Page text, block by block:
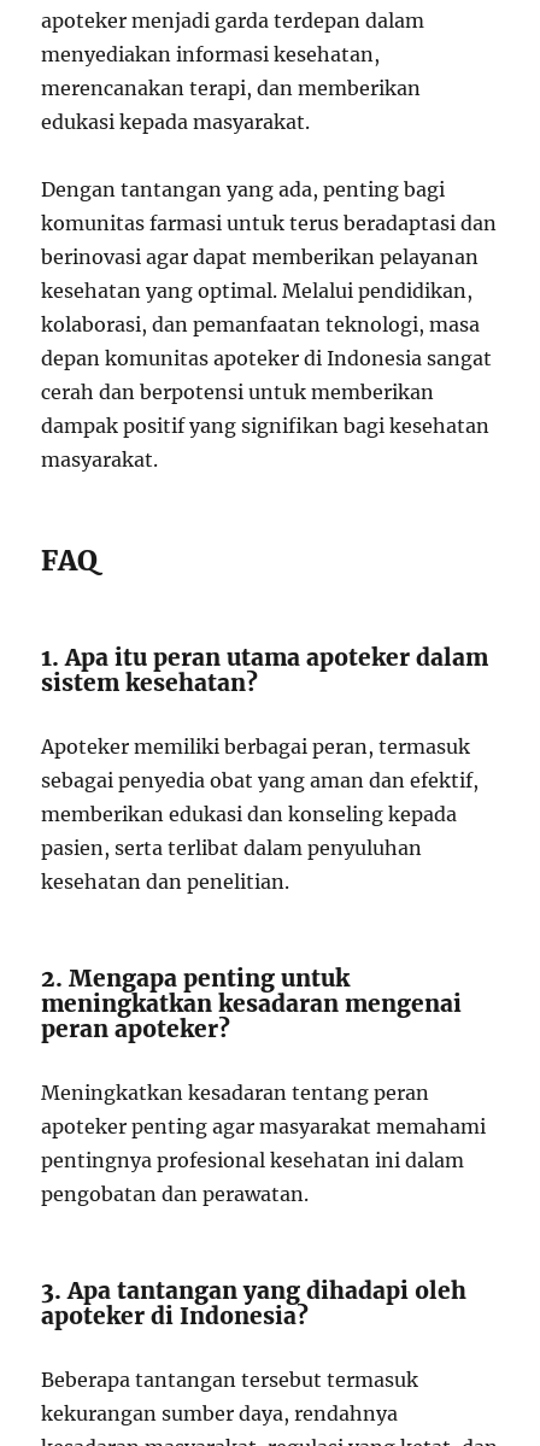
apoteker menjadi garda terdepan dalam
menyediakan informasi kesehatan,
merencanakan terapi, dan memberikan
edukasi kepada masyarakat.
Dengan tantangan yang ada, penting bagi
komunitas farmasi untuk terus beradaptasi dan
berinovasi agar dapat memberikan pelayanan
kesehatan yang optimal. Melalui pendidikan,
kolaborasi, dan pemanfaatan teknologi, masa
depan komunitas apoteker di Indonesia sangat
cerah dan berpotensi untuk memberikan
dampak positif yang signifikan bagi kesehatan
masyarakat.
FAQ
1. Apa itu peran utama apoteker dalam
sistem kesehatan?
Apoteker memiliki berbagai peran, termasuk
sebagai penyedia obat yang aman dan efektif,
memberikan edukasi dan konseling kepada
pasien, serta terlibat dalam penyuluhan
kesehatan dan penelitian.
2. Mengapa penting untuk
meningkatkan kesadaran mengenai
peran apoteker?
Meningkatkan kesadaran tentang peran
apoteker penting agar masyarakat memahami
pentingnya profesional kesehatan ini dalam
pengobatan dan perawatan.
3. Apa tantangan yang dihadapi oleh
apoteker di Indonesia?
Beberapa tantangan tersebut termasuk
kekurangan sumber daya, rendahnya